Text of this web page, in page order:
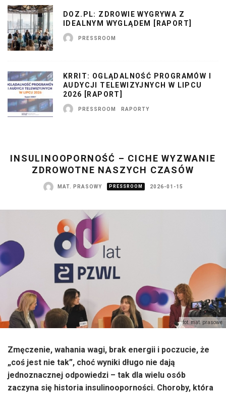
DOZ.PL: ZDROWIE WYGRYWA Z
IDEALNYM WYGLĄDEM [RAPORT]
PRESSROOM
KRRIT: OGLĄDALNOŚĆ PROGRAMÓW I
AUDYCJI TELEWIZYJNYCH W LIPCU
2026 [RAPORT]
PRESSROOM RAPORTY
INSULINOOPORNOŚĆ – CICHE WYZWANIE
ZDROWOTNE NASZYCH CZASÓW
MAT. PRASOWY PRESSROOM 2026-01-15
fot. mat. prasowe
Zmęczenie, wahania wagi, brak energii i poczucie, że
„coś jest nie tak”, choć wyniki długo nie dają
jednoznacznej odpowiedzi – tak dla wielu osób
zaczyna się historia insulinooporności. Choroby, która